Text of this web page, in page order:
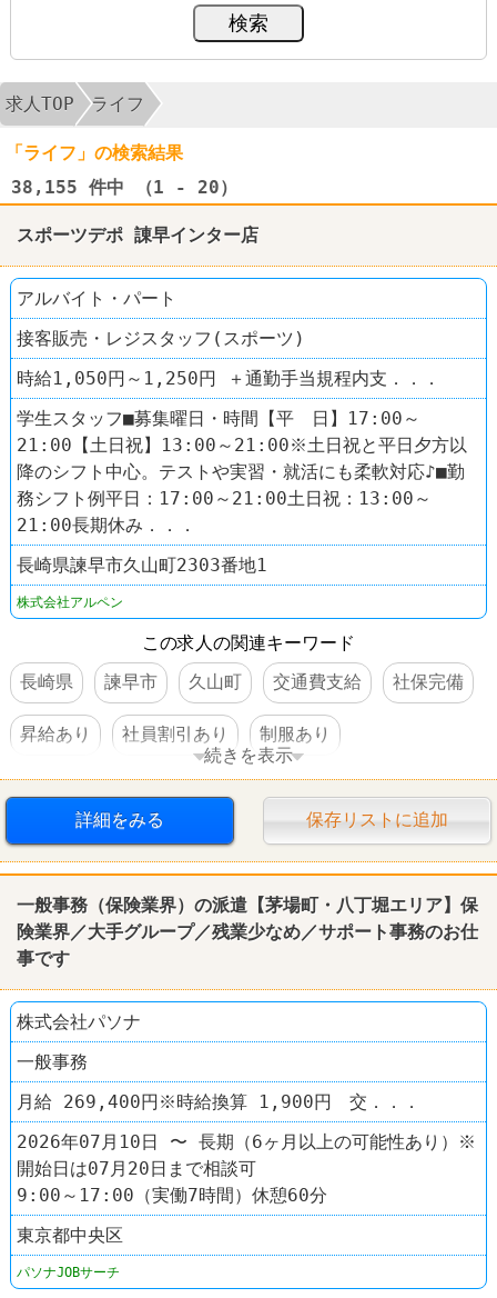
求人TOP ライフ
「ライフ」の検索結果
38,155 件中 （1 - 20）
スポーツデポ 諌早インター店
アルバイト・パート
接客販売・レジスタッフ(スポーツ)
時給1,050円～1,250円 ＋通勤手当規程内支．．．
学生スタッフ■募集曜日・時間【平 日】17:00～
21:00【土日祝】13:00～21:00※土日祝と平日夕方以
降のシフト中心。テストや実習・就活にも柔軟対応♪■勤
務シフト例平日：17:00～21:00土日祝：13:00～
21:00長期休み．．．
長崎県諫早市久山町2303番地1
株式会社アルペン
この求人の関連キーワード
長崎県
諫早市 久山町 交通費支給 社保完備
昇給あり 社員割引あり 制服あり
社員登用あり 禁煙・分煙 スポーツショップ
続きを表示
詳細をみる 保存リストに追加
一般事務（保険業界）の派遣【茅場町・八丁堀エリア】保
険業界／大手グループ／残業少なめ／サポート事務のお仕
事です
株式会社パソナ
一般事務
月給 269,400円※時給換算 1,900円 交．．．
2026年07月10日 〜 長期（6ヶ月以上の可能性あり）※
開始日は07月20日まで相談可
9:00～17:00（実働7時間）休憩60分
東京都中央区
パソナJOBサーチ